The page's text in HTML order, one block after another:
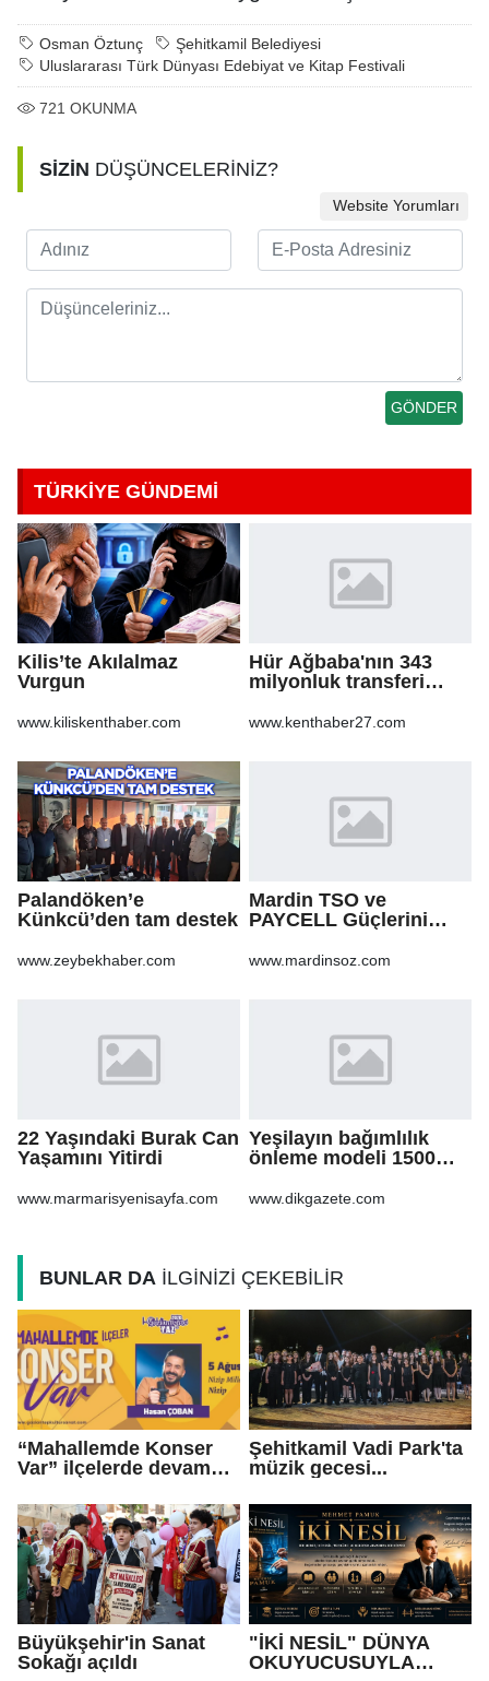
Osman Öztunç
Şehitkamil Belediyesi
Uluslararası Türk Dünyası Edebiyat ve Kitap Festivali
721 OKUNMA
SİZİN DÜŞÜNCELERİNİZ?
Website Yorumları
TÜRKİYE GÜNDEMİ
Kilis’te Akılalmaz
Vurgun
www.kiliskenthaber.com
Hür Ağbaba'nın 343
milyonluk transferi
Ağbaba'ya milyonlar
www.kenthaber27.com
Palandöken’e
Künkcü’den tam destek
www.zeybekhaber.com
Mardin TSO ve
PAYCELL Güçlerini
www.mardinsoz.com
22 Yaşındaki Burak Can
Yaşamını Yitirdi
www.marmarisyenisayfa.com
Yeşilayın bağımlılık
önleme modeli 1500
hayatına dokundu
www.dikgazete.com
BUNLAR DA İLGİNİZİ ÇEKEBİLİR
“Mahallemde Konser
Var” ilçelerde devam
Şehitkamil Vadi Park'ta
müzik gecesi...
Büyükşehir'in Sanat
Sokağı açıldı
"İKİ NESİL" DÜNYA
OKUYUCUSUYLA